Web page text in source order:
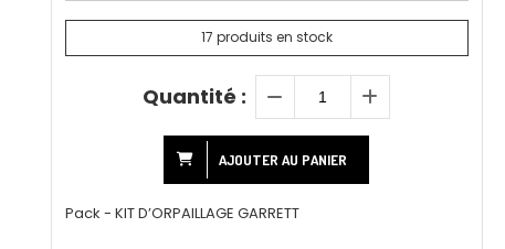
17 produits en stock
Quantité :
AJOUTER AU PANIER
Pack - KIT D’ORPAILLAGE GARRETT